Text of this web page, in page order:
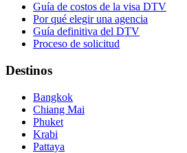
Guía de costos de la visa DTV
Por qué elegir una agencia
Guía definitiva del DTV
Proceso de solicitud
Destinos
Bangkok
Chiang Mai
Phuket
Krabi
Pattaya